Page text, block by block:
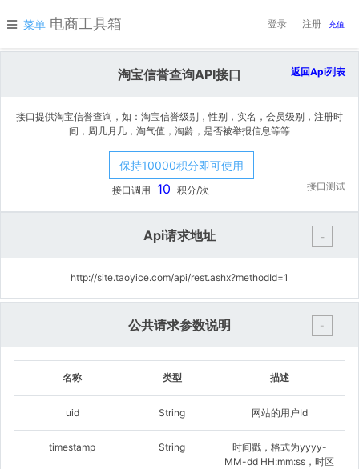
菜单 电商工具箱 登录 注册 充值
淘宝信誉查询API接口 返回Api列表
接口提供淘宝信誉查询，如：淘宝信誉级别，性别，实名，会员级别，注册时
间，周几月几，淘气值，淘龄，是否被举报信息等等
保持10000积分即可使用
接口调用 10 积分/次 接口测试
Api请求地址 -
http://site.taoyice.com/api/rest.ashx?methodId=1
公共请求参数说明 -
名称 类型 描述
uid String 网站的用户Id
timestamp String
时间戳，格式为yyyy-
MM-dd HH:mm:ss，时区